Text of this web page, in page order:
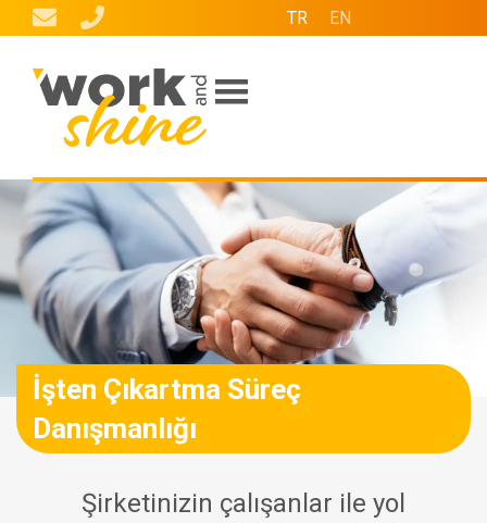
TR EN
İşten Çıkartma Süreç
Danışmanlığı
Şirketinizin çalışanlar ile yol